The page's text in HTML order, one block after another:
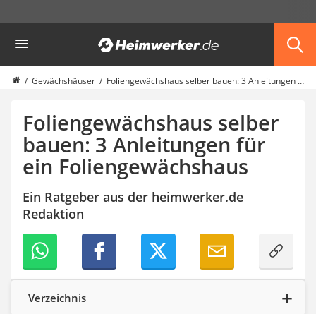
Garten
Akku-Laubsauger
Faltpavillon
Schlauchtrommel
Solar-Lichterkette außen
Teleskopleiter
Ameisengift
Pavillon
Sichtschutzstreifen
Akku-Laubbläser
Koifutter
Kassettenmarkise
Bosch-Heckenschere
Stihl-Laubbläser
Minidumper
Gewächshäuser Foliengewächshaus selber bauen: 3 Anleitungen für ein Foliengewächshaus
Foliengewächshaus selber
bauen: 3 Anleitungen für
ein Foliengewächshaus
Ein Ratgeber aus der heimwerker.de
Redaktion
Verzeichnis